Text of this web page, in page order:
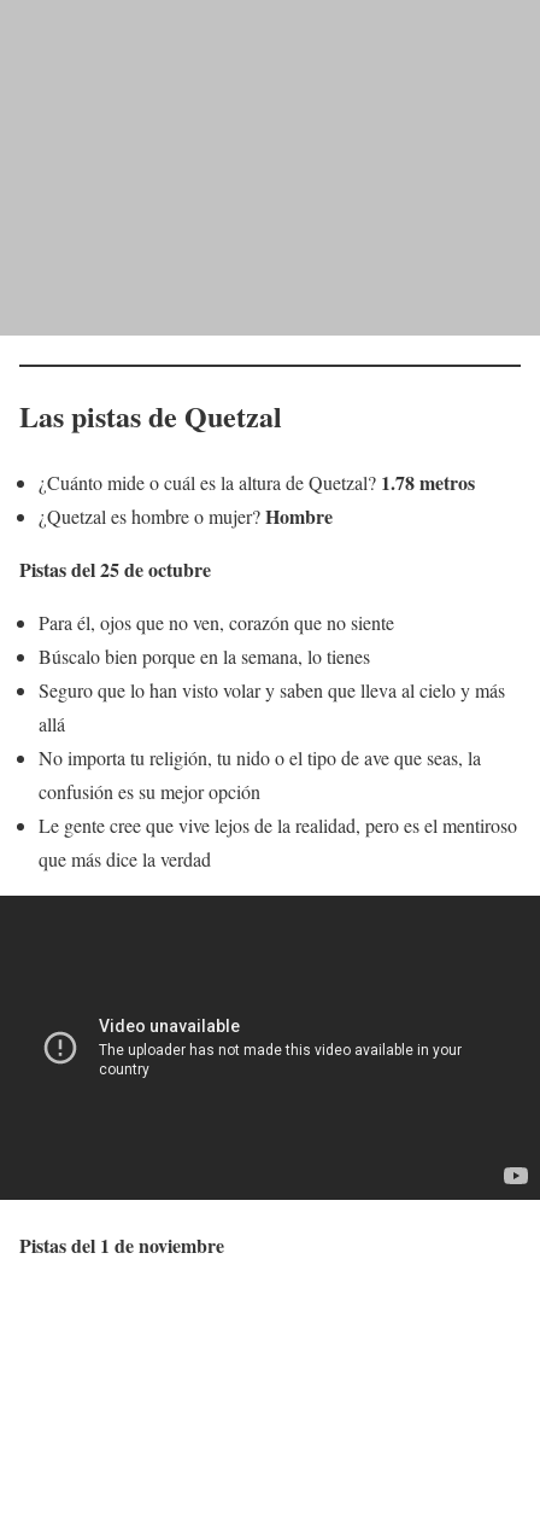
Las pistas de Quetzal
¿Cuánto mide o cuál es la altura de Quetzal? 1.78 metros
¿Quetzal es hombre o mujer?Hombre
Pistas del 25 de octubre
Para él, ojos que no ven, corazón que no siente
Búscalo bien porque en la semana, lo tienes
Seguro que lo han visto volar y saben que lleva al cielo y más
allá
No importa tu religión, tu nido o el tipo de ave que seas, la
confusión es su mejor opción
Le gente cree que vive lejos de la realidad, pero es el mentiroso
que más dice la verdad
Pistas del 1 de noviembre